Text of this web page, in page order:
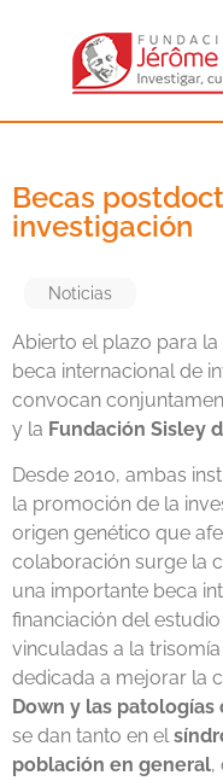
Becas
investigación
Noticias
Abierto el plazo para
beca internacional de
convocan
y la Fundación Sisley
Desde 2010, ambas
la promoción de la
origen genético que
colaboración surge la
una importante beca
financiación del
vinculadas a la
dedicada a mejorar la
Down y las patologías
se dan tanto en el
población en general,